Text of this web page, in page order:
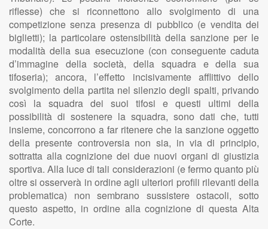
riflesse) che si riconnettono allo svolgimento di una
competizione senza presenza di pubblico (e vendita dei
biglietti); la particolare ostensibilità della sanzione per le
modalità della sua esecuzione (con conseguente caduta
d’immagine della società, della squadra e della sua
tifoseria); ancora, l’effetto incisivamente afflittivo dello
svolgimento della partita nel silenzio degli spalti, privando
così la squadra dei suoi tifosi e questi ultimi della
possibilità di sostenere la squadra, sono dati che, tutti
insieme, concorrono a far ritenere che la sanzione oggetto
della presente controversia non sia, in via di principio,
sottratta alla cognizione dei due nuovi organi di giustizia
sportiva. Alla luce di tali considerazioni (e fermo quanto più
oltre si osserverà in ordine agli ulteriori profili rilevanti della
problematica) non sembrano sussistere ostacoli, sotto
questo aspetto, in ordine alla cognizione di questa Alta
Corte.